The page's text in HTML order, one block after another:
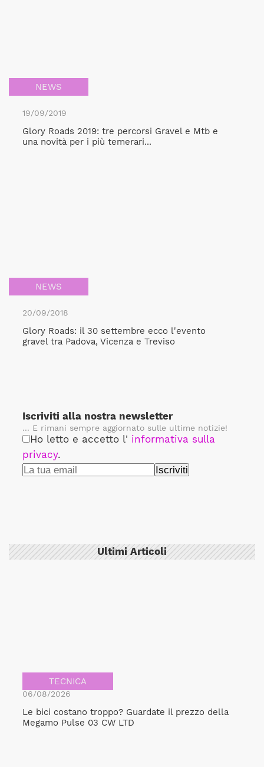
NEWS
19/09/2019
Glory Roads 2019: tre percorsi Gravel e Mtb e
una novità per i più temerari...
NEWS
20/09/2018
Glory Roads: il 30 settembre ecco l'evento
gravel tra Padova, Vicenza e Treviso
Iscriviti alla nostra newsletter
... E rimani sempre aggiornato sulle ultime notizie!
Ho letto e accetto l' informativa sulla
privacy.
Ultimi Articoli
TECNICA
06/08/2026
Le bici costano troppo? Guardate il prezzo della
Megamo Pulse 03 CW LTD